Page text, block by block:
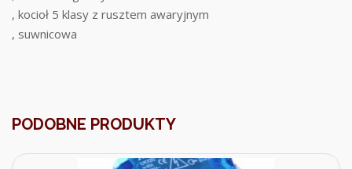
, kocioł 5 klasy z rusztem awaryjnym
, suwnicowa
PODOBNE PRODUKTY